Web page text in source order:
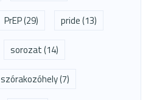
PrEP(29) pride(13)
sorozat(14)
szórakozóhely(7)